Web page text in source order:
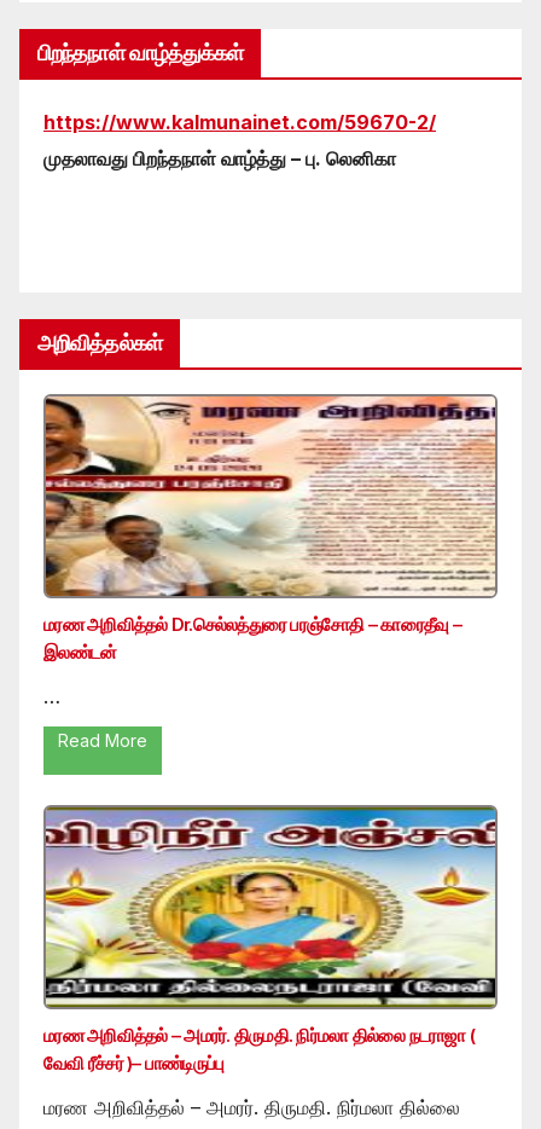
பிறந்தநாள் வாழ்த்துக்கள்
https://www.kalmunainet.com/59670-2/
முதலாவது பிறந்தநாள் வாழ்த்து – பு. லெனிகா
அறிவித்தல்கள்
மரண அறிவித்தல் Dr.செல்லத்துரை பரஞ்சோதி – காரைதீவு –
இலண்டன்
…
Read More
மரண அறிவித்தல் – அமரர். திருமதி. நிர்மலா தில்லை நடராஜா (
வேவி ரீச்சர் )– பாண்டிருப்பு
மரண அறிவித்தல் – அமரர். திருமதி. நிர்மலா தில்லை